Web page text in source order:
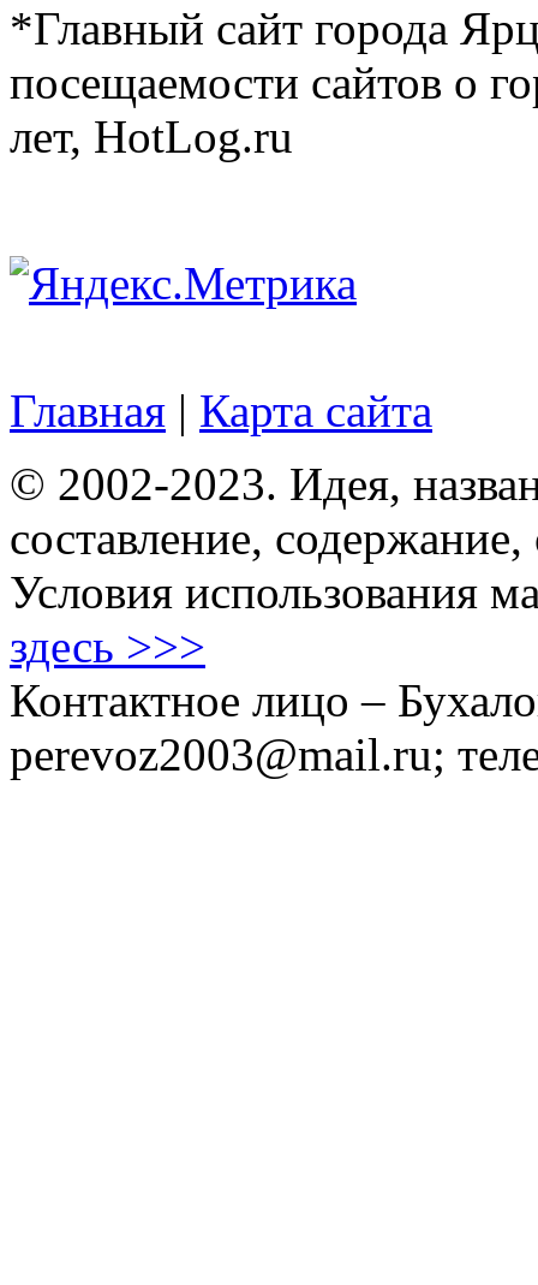
*Главный сайт города
посещаемости сайтов о
лет, HotLog.ru
Главная | Карта сайта
© 2002-2023. Идея,
составление,
Условия использования
здесь >>>
Контактное лицо –
perevoz2003@mail.ru;